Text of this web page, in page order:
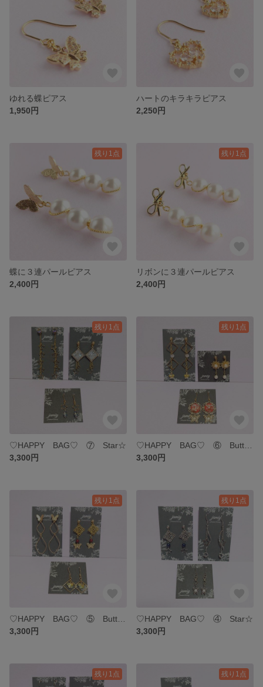
ゆれる蝶ピアス
1,950円
ハートのキラキラピアス
2,250円
残り1点
蝶に３連パールピアス
2,400円
残り1点
リボンに３連パールピアス
2,400円
残り1点
♡HAPPY BAG♡ ⑦ Star☆
3,300円
残り1点
3,300円
残り1点
3,300円
残り1点
♡HAPPY BAG♡ ④ Star☆
3,300円
残り1点 残り1点